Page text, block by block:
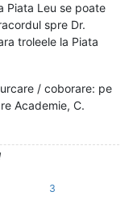
Piata Leu se poate
spre Dr.
troleele la Piata
/ coborare: pe
Academie, C.
3